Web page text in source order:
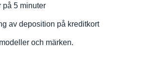
på 5 minuter
av deposition på kreditkort
och märken.